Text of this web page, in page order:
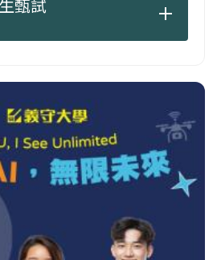
甄試